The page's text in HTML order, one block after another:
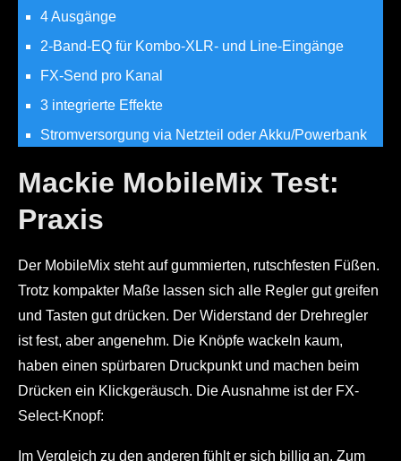
4 Ausgänge
2-Band-EQ für Kombo-XLR- und Line-Eingänge
FX-Send pro Kanal
3 integrierte Effekte
Stromversorgung via Netzteil oder Akku/Powerbank
Mackie MobileMix Test:
Praxis
Der MobileMix steht auf gummierten, rutschfesten Füßen.
Trotz kompakter Maße lassen sich alle Regler gut greifen
und Tasten gut drücken. Der Widerstand der Drehregler
ist fest, aber angenehm. Die Knöpfe wackeln kaum,
haben einen spürbaren Druckpunkt und machen beim
Drücken ein Klickgeräusch. Die Ausnahme ist der FX-
Select-Knopf:
Im Vergleich zu den anderen fühlt er sich billig an. Zum